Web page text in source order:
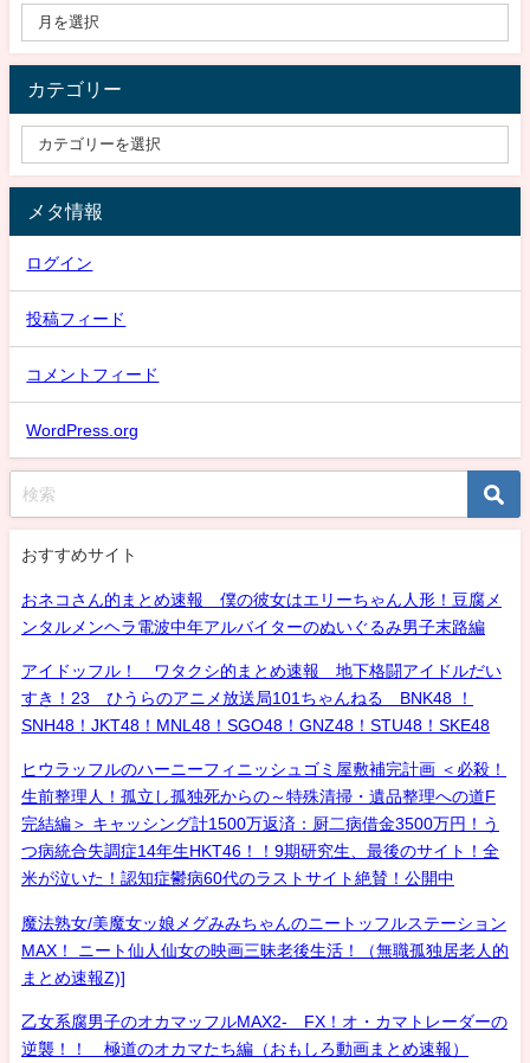
カテゴリー
メタ情報
ログイン
投稿フィード
コメントフィード
WordPress.org
おすすめサイト
おネコさん的まとめ速報 僕の彼女はエリーちゃん人形！豆腐メ
ンタルメンヘラ電波中年アルバイターのぬいぐるみ男子末路編
アイドッフル！ ワタクシ的まとめ速報 地下格闘アイドルだい
すき！23 ひうらのアニメ放送局101ちゃんねる BNK48 ！
SNH48！JKT48！MNL48！SGO48！GNZ48！STU48！SKE48
ヒウラッフルのハーニーフィニッシュゴミ屋敷補完計画 ＜必殺！
生前整理人！孤立し孤独死からの～特殊清掃・遺品整理への道F
完結編＞ キャッシング計1500万返済：厨二病借金3500万円！う
つ病統合失調症14年生HKT46！！9期研究生、最後のサイト！全
米が泣いた！認知症鬱病60代のラストサイト絶賛！公開中
魔法熟女/美魔女ッ娘メグみみちゃんのニートッフルステーション
MAX！ ニート仙人仙女の映画三昧老後生活！（無職孤独居老人的
まとめ速報Z)]
乙女系腐男子のオカマッフルMAX2- FX！オ・カマトレーダーの
逆襲！！ 極道のオカマたち編（おもしろ動画まとめ速報）